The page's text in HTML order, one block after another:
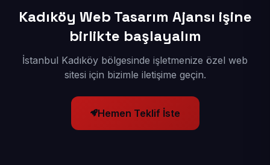
Kadıköy Web Tasarım Ajansı işine
birlikte başlayalım
İstanbul Kadıköy bölgesinde işletmenize özel web
sitesi için bizimle iletişime geçin.
Hemen Teklif İste